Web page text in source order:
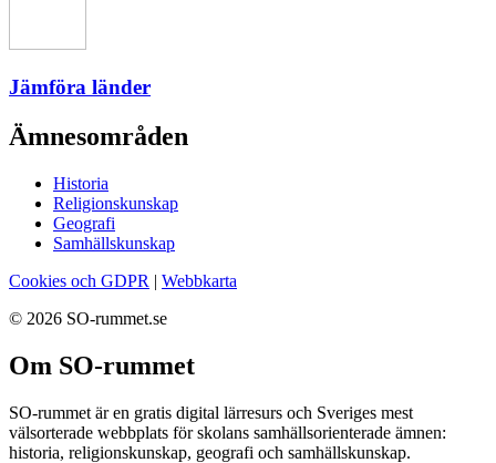
Jämföra länder
Ämnesområden
Historia
Religionskunskap
Geografi
Samhällskunskap
Cookies och GDPR | Webbkarta
© 2026 SO-rummet.se
Om SO-rummet
SO-rummet är en gratis digital lärresurs och Sveriges mest
välsorterade webbplats för skolans samhällsorienterade ämnen:
historia, religionskunskap, geografi och samhällskunskap.